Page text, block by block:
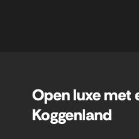
Open luxe met
Koggenland